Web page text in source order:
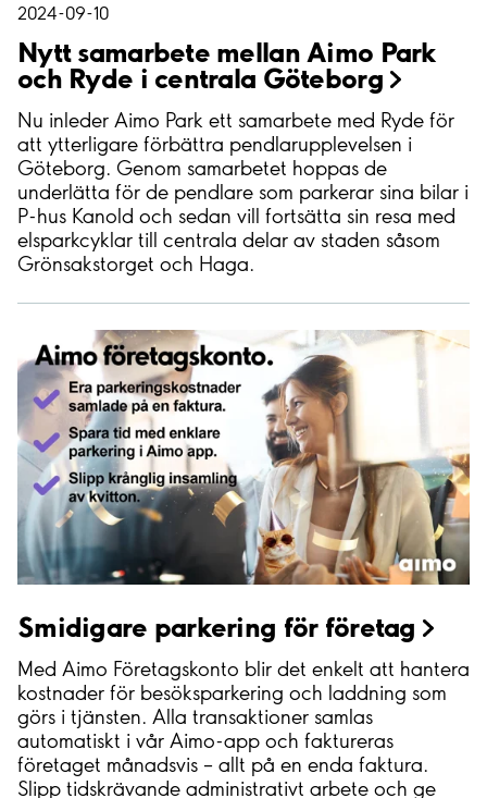
2024-09-10
Nytt samarbete mellan Aimo Park
och Ryde i centrala Göteborg
Nu inleder Aimo Park ett samarbete med Ryde för
att ytterligare förbättra pendlarupplevelsen i
Göteborg. Genom samarbetet hoppas de
underlätta för de pendlare som parkerar sina bilar i
P-hus Kanold och sedan vill fortsätta sin resa med
elsparkcyklar till centrala delar av staden såsom
Grönsakstorget och Haga.
Smidigare parkering för företag
Med Aimo Företagskonto blir det enkelt att hantera
kostnader för besöksparkering och laddning som
görs i tjänsten. Alla transaktioner samlas
automatiskt i vår Aimo-app och faktureras
företaget månadsvis – allt på en enda faktura.
Slipp tidskrävande administrativt arbete och ge